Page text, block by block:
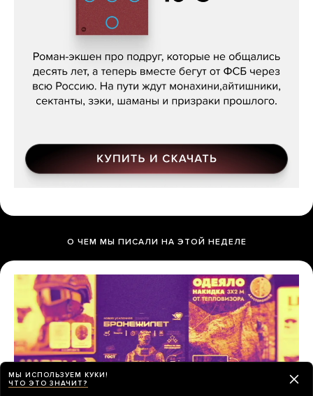
Кира Ярмыш, «Тут недалеко»
О ЧЕМ МЫ ПИСАЛИ НА ЭТОЙ НЕДЕЛЕ
МЫ ИСПОЛЬЗУЕМ КУКИ!
ЧТО ЭТО ЗНАЧИТ?